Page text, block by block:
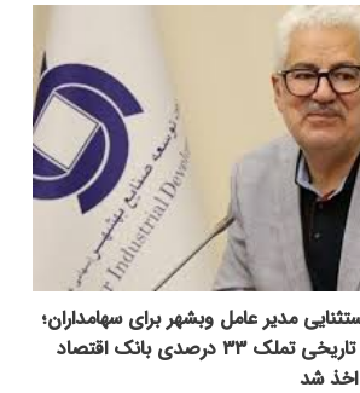
مدیر عامل وبشهر برای سهامداران؛
مجوز تاریخی تملک ۳۳ درصدی بانک اقتصاد
شد